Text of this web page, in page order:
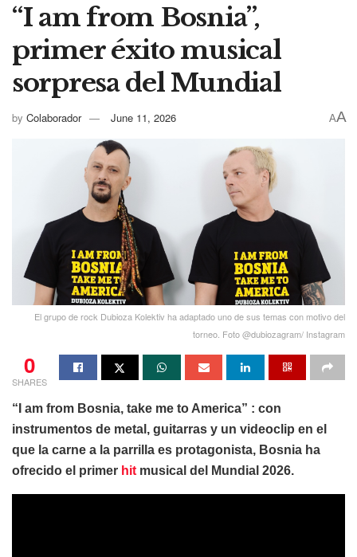
“I am from Bosnia”,
primer éxito musical
sorpresa del Mundial
by Colaborador June 11, 2026 AA
El grupo de rock Dubioza Kolektiv ha adaptado uno de sus temas con motivo del
torneo. Foto @dubiozagram/ Instagram
0
SHARES
“I am from Bosnia, take me to America” : con
instrumentos de metal, guitarras y un videoclip en el
que la carne a la parrilla es protagonista, Bosnia ha
ofrecido el primer hit musical del Mundial 2026.